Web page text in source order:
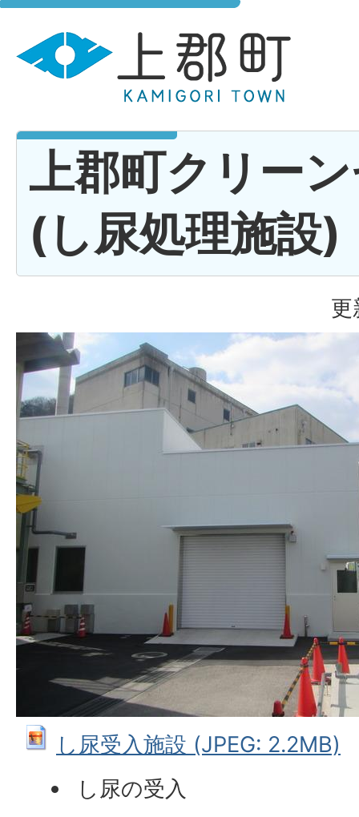
上郡町クリー
(し尿処理施設)
更
し尿受入施設 (JPEG: 2.2MB)
し尿の受入